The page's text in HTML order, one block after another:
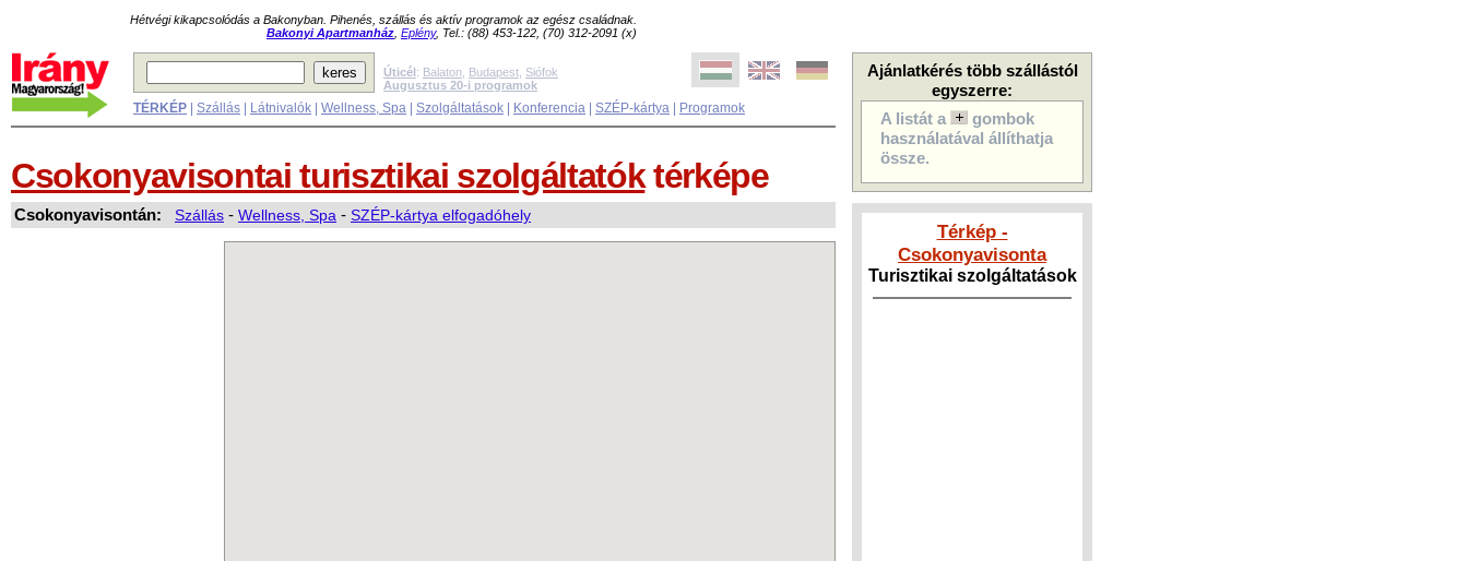
Hétvégi kikapcsolódás a Bakonyban. Pihenés, szállás és aktív programok az egész családnak.
Bakonyi Apartmanház Eplény, Tel.: (88) 453-122, (70) 312-2091 (x)
Ajánlatkérés több szállástól
egyszerre:
A listát a
gombok
használatával állíthatja
össze.
Térkép -
Csokonyavisonta
Turisztikai szolgáltatások
Úticél: Balaton Budapest Siófok
Augusztus 20-i programok
TÉRKÉP Szállás Látnivalók Wellness, Spa Szolgáltatások Konferencia SZÉP-kártya Programok
Csokonyavisontai turisztikai szolgáltatóktérképe
Csokonyavisontán: Szállás - Wellness, Spa - SZÉP-kártya elfogadóhely